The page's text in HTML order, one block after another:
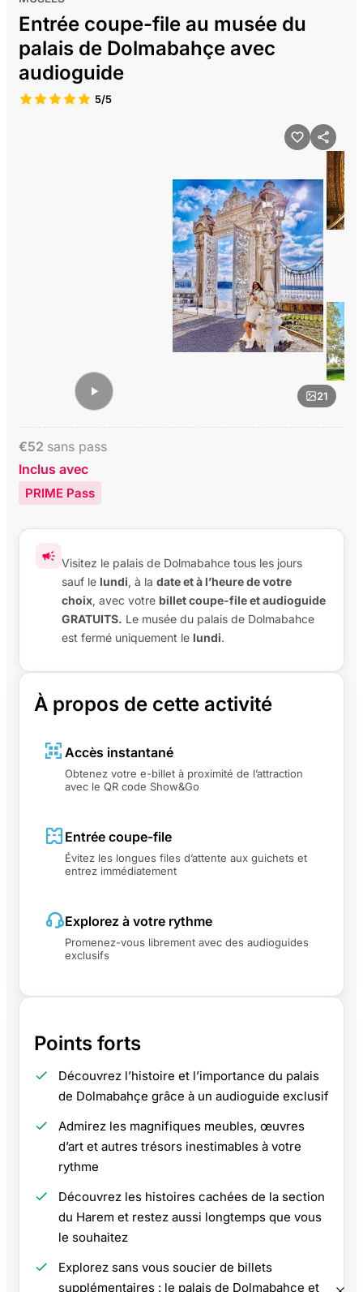
21
Entrée coupe-file au musée du
palais de Dolmabahçe avec
audioguide
5/5
€52 sans pass
Inclus avec
PRIME Pass
Visitez le palais de Dolmabahce tous les jours
sauf le lundi, à la date et à l’heure de votre
choix, avec votre billet coupe-file et audioguide
GRATUITS. Le musée du palais de Dolmabahce
est fermé uniquement le lundi.
À propos de cette activité
Accès instantané
Obtenez votre e-billet à proximité de l’attraction
avec le QR code Show&Go
Entrée coupe-file
Évitez les longues files d’attente aux guichets et
entrez immédiatement
Explorez à votre rythme
Promenez-vous librement avec des audioguides
exclusifs
Points forts
Découvrez l’histoire et l’importance du palais
de Dolmabahçe grâce à un audioguide exclusif
Admirez les magnifiques meubles, œuvres
d’art et autres trésors inestimables à votre
rythme
Découvrez les histoires cachées de la section
du Harem et restez aussi longtemps que vous
le souhaitez
Explorez sans vous soucier de billets
supplémentaires : le palais de Dolmabahçe et